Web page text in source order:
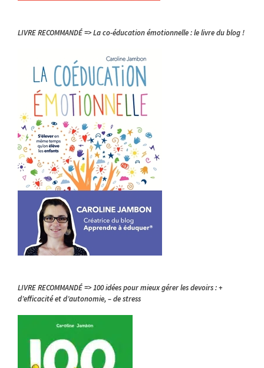
LIVRE RECOMMANDÉ => La co-éducation émotionnelle : le livre du blog !
LIVRE RECOMMANDÉ => 100 idées pour mieux gérer les devoirs : +
d’efficacité et d’autonomie, – de stress